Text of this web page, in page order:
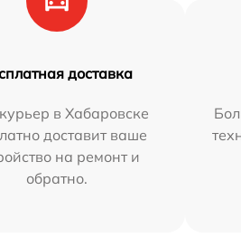
доставка
в Хабаровске
доставит ваше
на ремонт и
обратно.